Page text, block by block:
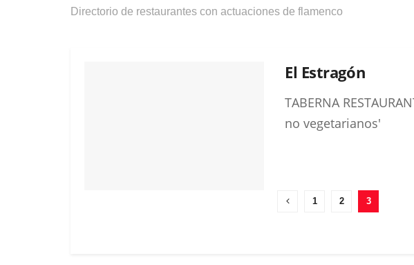
Directorio de restaurantes con actuaciones de flamenco
El Estragón
TABERNA
no vegetarianos'
1 2 3